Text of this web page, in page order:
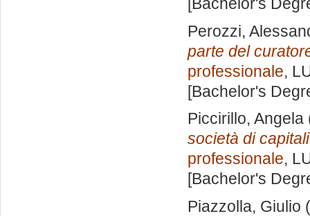
Perozzi,
parte del
professionale,
[Bachelor's
Piccirillo, Angela
società di
professionale,
[Bachelor's
Piazzolla, Giulio